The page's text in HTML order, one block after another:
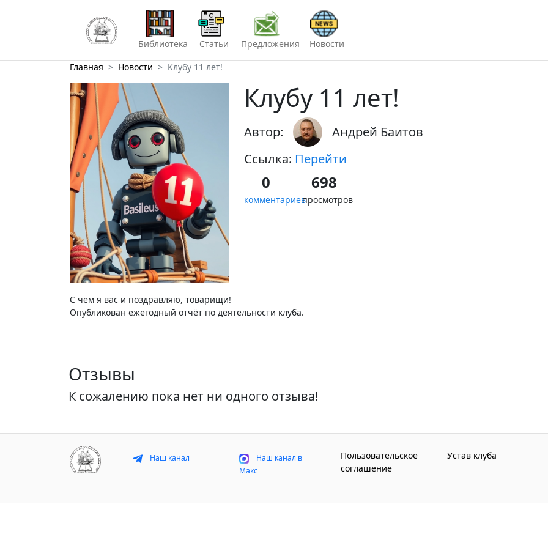
Библиотека Статьи Предложения
Новости
Главная
Новости Клубу 11 лет!
Клубу 11 лет!
Автор:
Андрей Баитов
Ссылка: Перейти
0
комментариев
698
просмотров
С чем я вас и поздравляю, товарищи!
Опубликован ежегодный отчёт по деятельности клуба.
Отзывы
К сожалению пока нет ни одного отзыва!
Наш канал
Наш канал в
Макс
Пользовательское
соглашение
Устав клуба